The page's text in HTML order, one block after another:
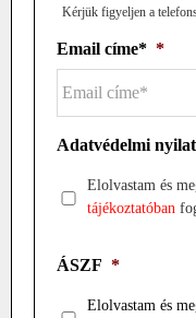
Kérjük figyeljen a
Email címe* *
Adatvédelmi
Elolvastam és
tájékoztatóban
ÁSZF *
Elolvastam és